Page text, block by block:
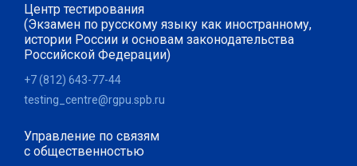
Центр тестирования
(Экзамен по русскому языку как иностранному,
истории России и основам законодательства
Российской Федерации)
+7 (812) 643-77-44
testing_centre@rgpu.spb.ru
Управление по связям
с общественностью